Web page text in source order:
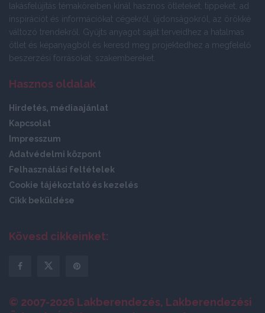
lakásfelújítás témaköreiben kínál hasznos ötleteket, tippeket, ad
inspirációt és információkat cégekről, újdonságokról, az örökké
változó trendekről. Gyűjts anyagot saját terveidhez a hatalmas
ötlet és képanyagból és keresd meg projektedhez a megfelelő
beszerzési forrásokat, szakembereket.
Hasznos oldalak
Hirdetés, médiaajánlat
Kapcsolat
Impresszum
Adatvédelmi központ
Felhasználási feltételek
Cookie tájékoztató és kezelés
Cikk beküldése
Kövesd cikkeinket:
© 2007-2026 Lakberendezés, Lakberendezési